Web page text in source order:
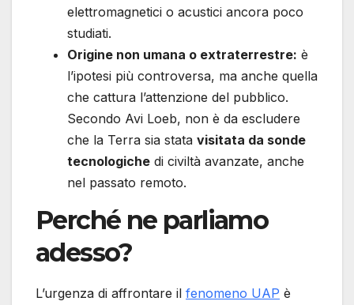
elettromagnetici o acustici ancora poco
studiati.
Origine non umana o extraterrestre: è
l’ipotesi più controversa, ma anche quella
che cattura l’attenzione del pubblico.
Secondo Avi Loeb, non è da escludere
che la Terra sia stata visitata da sonde
tecnologiche di civiltà avanzate, anche
nel passato remoto.
Perché ne parliamo
adesso?
L’urgenza di affrontare il fenomeno UAP è